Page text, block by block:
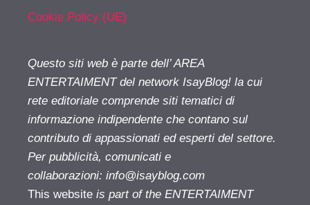
Cookie Policy (UE)
Questo siti web è parte dell’ AREA
ENTERTAIMENT del network IsayBlog! la cui
rete editoriale comprende siti tematici di
informazione indipendente che contano sul
contributo di appassionati ed esperti del settore.
Per pubblicità, comunicati e
collaborazioni: info@isayblog.com
This website is part of the ENTERTAIMENT